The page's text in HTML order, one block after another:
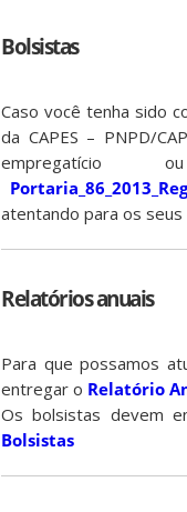
Bolsistas
Caso você tenha sido
da CAPES – PNPD/
atentando para os
Relatórios anuais
Para que possamos
entregar o Relatório
Os bolsistas devem
Bolsistas